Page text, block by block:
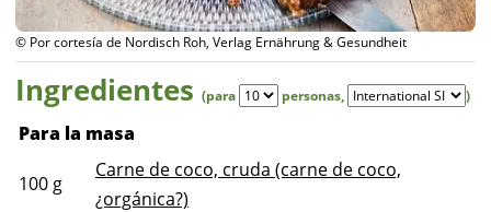
© Por cortesía de Nordisch Roh, Verlag Ernährung & Gesundheit
Ingredientes (para personas, )
Para la masa
100 g
Carne de coco, cruda (carne de coco,
¿orgánica?)